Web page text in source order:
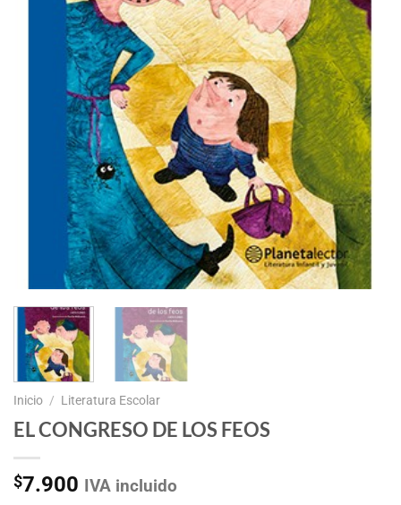
Inicio / Literatura Escolar
EL CONGRESO DE LOS FEOS
$7.900 IVA incluido